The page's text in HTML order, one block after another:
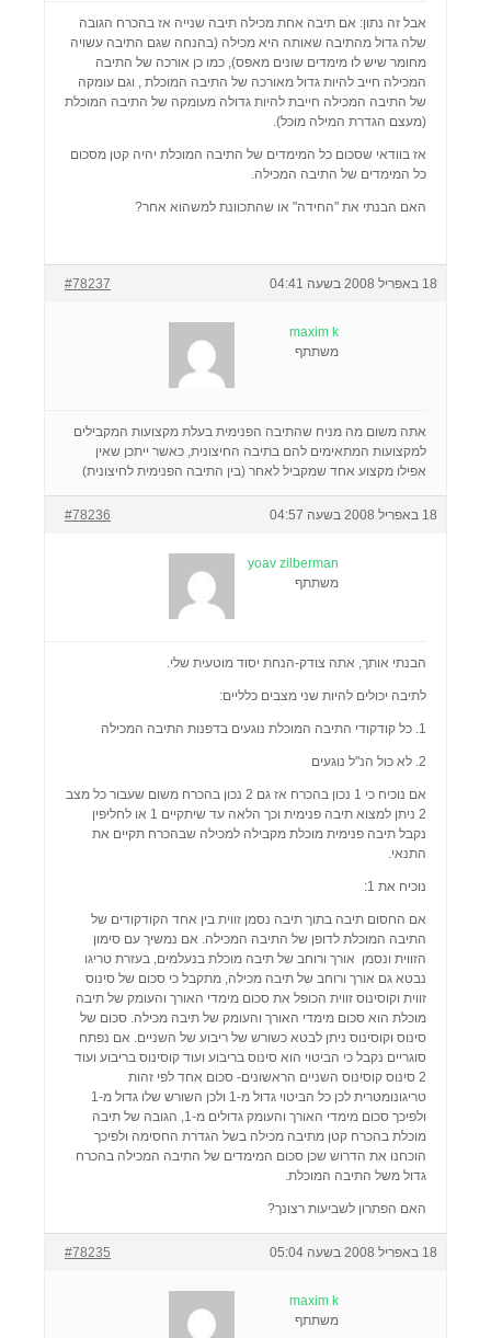
אבל זה נתון: אם תיבה אחת מכילה תיבה שנייה אז בהכרח הגובה
שלה גדול מהתיבה שאותה היא מכילה (בהנחה שגם התיבה עשויה
מחומר שיש לו מימדים שונים מאפס), כמו כן אורכה של התיבה
המכילה חייב להיות גדול מאורכה של התיבה המוכלת , וגם עומקה
של התיבה המכילה חייבת להיות גדולה מעומקה של התיבה המוכלת
(מעצם הגדרת המילה מוכל).
אז בוודאי שסכום כל המימדים של התיבה המוכלת יהיה קטן מסכום
כל המימדים של התיבה המכילה.
האם הבנתי את "החידה" או שהתכוונת למשהוא אחר?
18 באפריל 2008 בשעה 04:41 #78237
maxim k
משתתף
אתה משום מה מניח שהתיבה הפנימית בעלת מקצועות המקבילים
למקצועות המתאימים להם בתיבה החיצונית, כאשר ייתכן שאין
אפילו מקצוע אחד שמקביל לאחר (בין התיבה הפנימית לחיצונית)
18 באפריל 2008 בשעה 04:57 #78236
yoav zilberman
משתתף
הבנתי אותך, אתה צודק-הנחת יסוד מוטעית שלי.
לתיבה יכולים להיות שני מצבים כלליים:
1. כל קודקודי התיבה המוכלת נוגעים בדפנות התיבה המכילה
2. לא כול הנ"ל נוגעים
אם נוכיח כי 1 נכון בהכרח אז גם 2 נכון בהכרח משום שעבור כל מצב
2 ניתן למצוא תיבה פנימית וכך הלאה עד שיתקיים 1 או לחליפין
נקבל תיבה פנימית מוכלת מקבילה למכילה שבהכרח תקיים את
התנאי.
נוכיח את 1:
אם החסום תיבה בתוך תיבה נסמן זווית בין אחד הקודקודים של
התיבה המוכלת לדופן של התיבה המכילה. אם נמשיך עם סימון
הזווית ונסמן אורך ורוחב של תיבה מוכלת בנעלמים, בעזרת טריגו
נבטא גם אורך ורוחב של תיבה מכילה, מתקבל כי סכום של סינוס
זווית וקוסינוס זווית הכופל את סכום מימדי האורך והעומק של תיבה
מוכלת הוא סכום מימדי האורך והעומק של תיבה מכילה. סכום של
סינוס וקוסינוס ניתן לבטא כשורש של ריבוע של השניים. אם נפתח
סוגריים נקבל כי הביטוי הוא סינוס בריבוע ועוד קוסינוס בריבוע ועוד
2 סינוס קוסינוס השניים הראשונים- סכום אחד לפי זהות
טריגונומטרית לכן כל הביטוי גדול מ-1 ולכן השורש שלו גדול מ-1
ולפיכך סכום מימדי האורך והעומק גדולים מ-1, הגובה של תיבה
מוכלת בהכרח קטן מתיבה מכילה בשל הגדרת החסימה ולפיכך
הוכחנו את הדרוש שכן סכום המימדים של התיבה המכילה בהכרח
גדול משל התיבה המוכלת.
האם הפתרון לשביעות רצונך?
18 באפריל 2008 בשעה 05:04 #78235
maxim k
משתתף